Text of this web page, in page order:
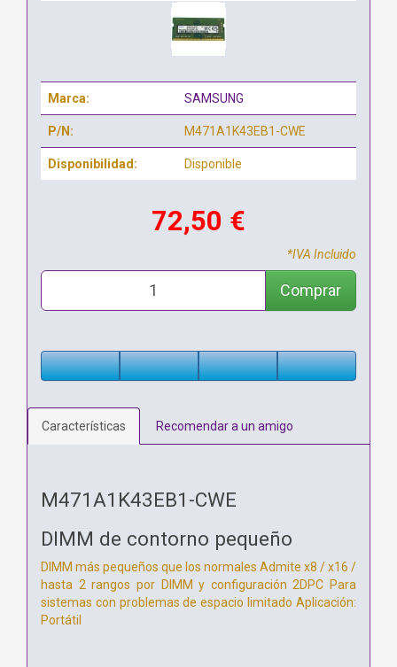
Marca: SAMSUNG
P/N: M471A1K43EB1-CWE
Disponibilidad: Disponible
72,50 €
*IVA Incluido
Comprar
Características Recomendar a un amigo
M471A1K43EB1-CWE
DIMM de contorno pequeño
DIMM más pequeños que los normales Admite x8 / x16 /
hasta 2 rangos por DIMM y configuración 2DPC Para
sistemas con problemas de espacio limitado Aplicación:
Portátil